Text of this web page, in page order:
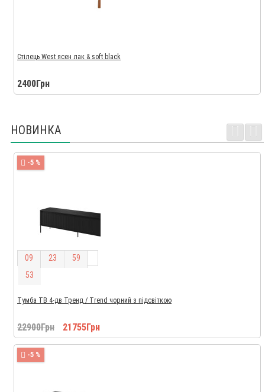
Стілець West ясен лак & soft black
2400Грн
НОВИНКА
-5 %
09 23 59
52
Тумба ТВ 4-дв Тренд / Trend чорний з підсвіткою
22900Грн 21755Грн
-5 %